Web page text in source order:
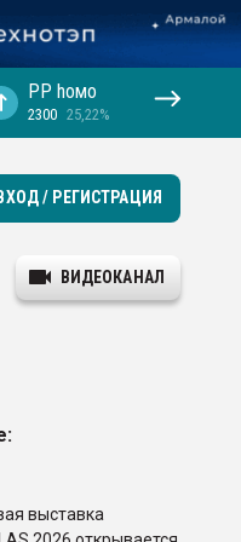
PP hомо
2300 25,22%
ВХОД / РЕГИСТРАЦИЯ
ВИДЕОКАНАЛ
выставка